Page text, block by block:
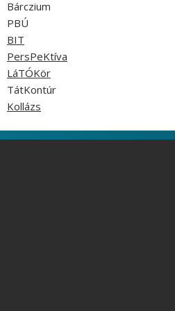
Bárczium
PBÚ
BIT
PersPeKtíva
LáTÓKör
TátKontúr
Kollázs